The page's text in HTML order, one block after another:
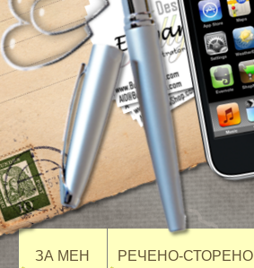
ЗА МЕН РЕЧЕНО-СТОРЕНО